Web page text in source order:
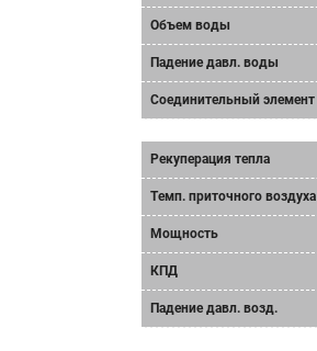
Объем воды
Падение давл. воды
Соединительный элемент
Рекуперация тепла
Tемп. приточного воздуха
Мощность
КПД
Падение давл. возд.